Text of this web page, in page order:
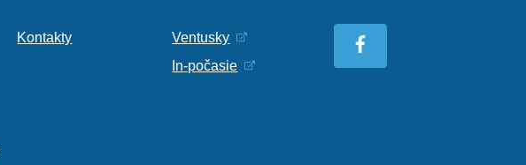
Kontakty
Ventusky
In-počasie